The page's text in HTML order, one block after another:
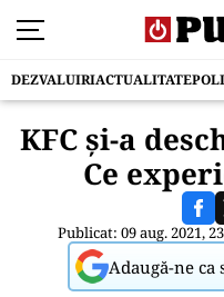
DEZVALUIRIACTUALITATE
KFC și-a
Ce
Publicat: 09 aug. 2021,
Adaugă-ne